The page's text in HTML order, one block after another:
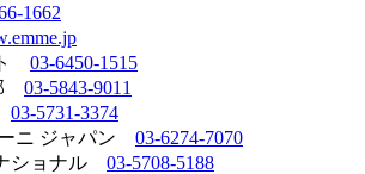
1662
03-6450-1515
03-5843-9011
03-5731-3374
ニ ジャパン 03-6274-7070
ショナル 03-5708-5188